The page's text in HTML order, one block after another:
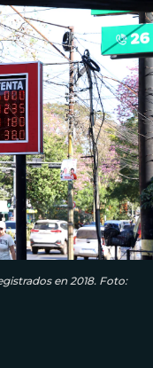
en 2018. Foto: